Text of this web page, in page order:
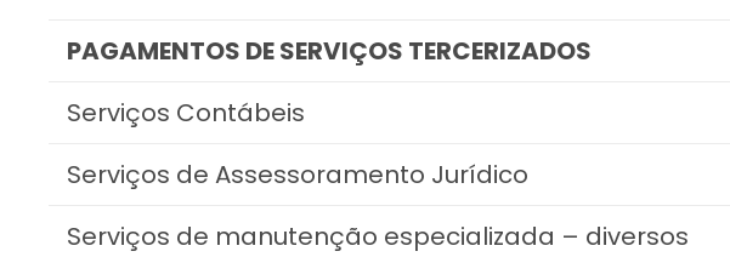
PAGAMENTOS DE SERVIÇOS TERCERIZADOS
Serviços Contábeis
Serviços de Assessoramento Jurídico
Serviços de manutenção especializada – diversos